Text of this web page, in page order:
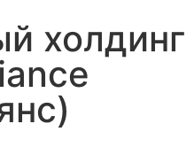
холдинг